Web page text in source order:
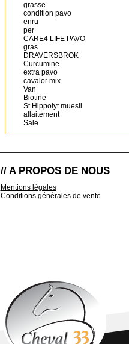
grasse
condition pavo
enru
per
CARE4 LIFE PAVO
gras
DRAVERSBROK
Curcumine
extra pavo
cavalor mix
Van
Biotine
St Hippolyt muesli
allaitement
Sale
// A PROPOS DE NOUS
Mentions légales
Conditions générales de vente